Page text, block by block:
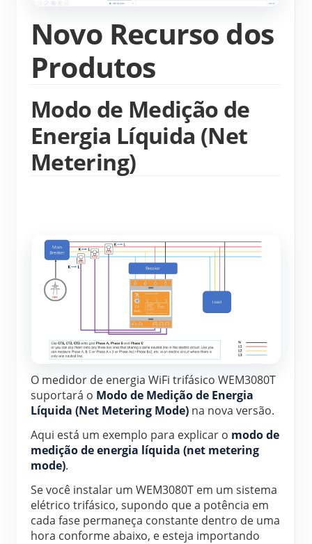
App Loja
Ranking FV
Novo Recurso dos
Produtos
Modo de Medição de
Energia Líquida (Net
Metering)
O medidor de energia WiFi trifásico WEM3080T
suportará o Modo de Medição de Energia
Líquida (Net Metering Mode) na nova versão.
Aqui está um exemplo para explicar o modo de
medição de energia líquida (net metering
mode).
Se você instalar um WEM3080T em um sistema
elétrico trifásico, supondo que a potência em
cada fase permaneça constante dentro de uma
hora conforme abaixo, e esteja importando